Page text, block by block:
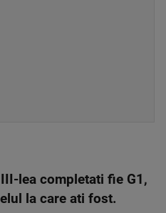
lea completati fie G1,
la care ati fost.